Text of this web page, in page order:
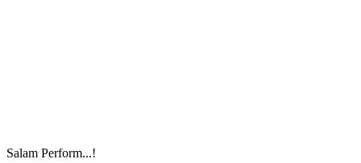
Salam Perform...!